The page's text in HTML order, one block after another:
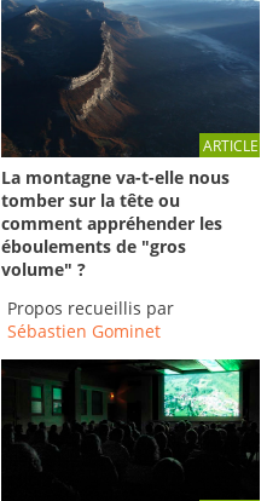
ARTICLE
La montagne va-t-elle nous
tomber sur la tête ou
comment appréhender les
éboulements de "gros
volume" ?
Propos recueillis par
Sébastien Gominet